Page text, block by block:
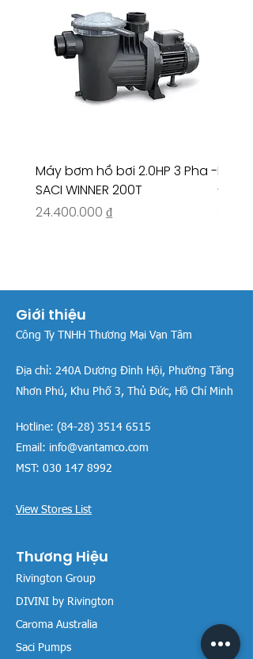
Máy bơm hồ bơi 2.0HP 3 Pha -
SACI WINNER 200T
Giá
24.400.000 ₫
Máy
-
Giới thiệu
Công Ty TNHH Thương Mại Vạn Tâm
Địa chỉ: 240A Dương Đình Hội, Phường Tăng
Nhơn Phú, Khu Phố 3, Thủ Đức, Hồ Chí Minh
Hotline: (84-28) 3514 6515
Email: info@vantamco.com
MST: 030 147 8992
View Stores List
Thương Hiệu
Rivington Group
DIVINI by Rivington
Caroma Australia
Saci Pumps